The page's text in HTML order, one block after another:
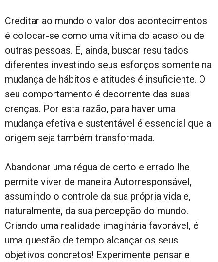
Creditar ao mundo o valor dos acontecimentos
é colocar-se como uma vítima do acaso ou de
outras pessoas. E, ainda, buscar resultados
diferentes investindo seus esforços somente na
mudança de hábitos e atitudes é insuficiente. O
seu comportamento é decorrente das suas
crenças. Por esta razão, para haver uma
mudança efetiva e sustentável é essencial que a
origem seja também transformada.
Abandonar uma régua de certo e errado lhe
permite viver de maneira Autorresponsável,
assumindo o controle da sua própria vida e,
naturalmente, da sua percepção do mundo.
Criando uma realidade imaginária favorável, é
uma questão de tempo alcançar os seus
objetivos concretos! Experimente pensar e